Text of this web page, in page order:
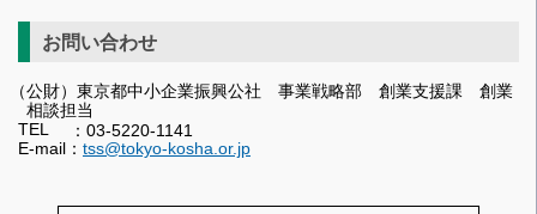
お問い合わせ
（公財）東京都中小企業振興公社 事業戦略部 創業支援課 創業
相談担当
TEL
：03-5220-1141
E-mail： tss@tokyo-kosha.or.jp